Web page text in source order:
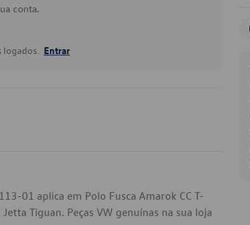
conta.
logados. Entrar
01 aplica em Polo Fusca Amarok CC T-
Tiguan. Peças VW genuínas na sua loja